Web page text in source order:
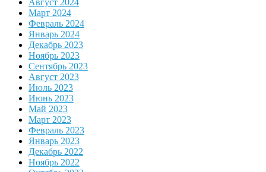
Август 2024
Март 2024
Февраль 2024
Январь 2024
Декабрь 2023
Ноябрь 2023
Сентябрь 2023
Август 2023
Июль 2023
Июнь 2023
Май 2023
Март 2023
Февраль 2023
Январь 2023
Декабрь 2022
Ноябрь 2022